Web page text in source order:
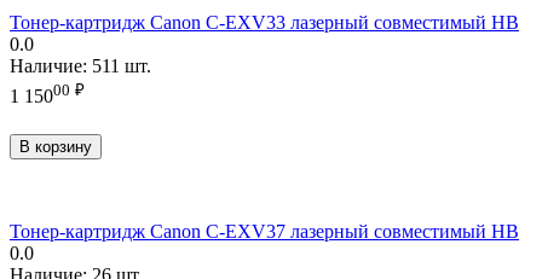
Тонер-картридж Canon C-EXV33 лазерный совместимый HB
0.0
Наличие: 511 шт.
1 15000 ₽
В корзину
Тонер-картридж Canon C-EXV37 лазерный совместимый HB
0.0
Наличие: 26 шт.